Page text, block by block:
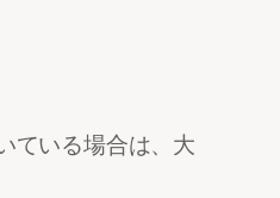
ている場合は、大